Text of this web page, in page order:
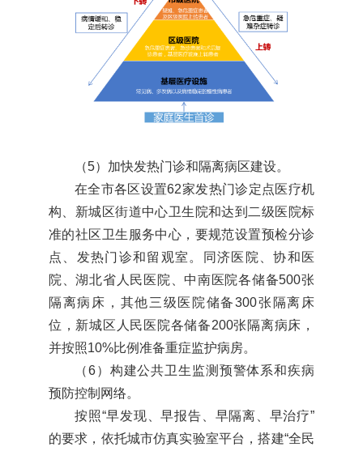
（5）加快发热门诊和隔离病区建设。
在全市各区设置62家发热门诊定点医疗机
构、新城区街道中心卫生院和达到二级医院标
准的社区卫生服务中心，要规范设置预检分诊
点、发热门诊和留观室。同济医院、协和医
院、湖北省人民医院、中南医院各储备500张
隔离病床，其他三级医院储备300张隔离床
位，新城区人民医院各储备200张隔离病床，
并按照10%比例准备重症监护病房。
（6）构建公共卫生监测预警体系和疾病
预防控制网络。
按照“早发现、早报告、早隔离、早治疗”
的要求，依托城市仿真实验室平台，搭建“全民